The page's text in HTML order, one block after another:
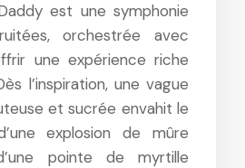
est une symphonie
orchestrée avec
une expérience riche
l’inspiration, une vague
et sucrée envahit le
explosion de mûre
pointe de myrtille